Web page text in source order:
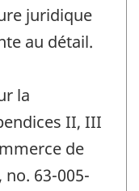
juridique
au détail.
la
II, III
de
63-005-